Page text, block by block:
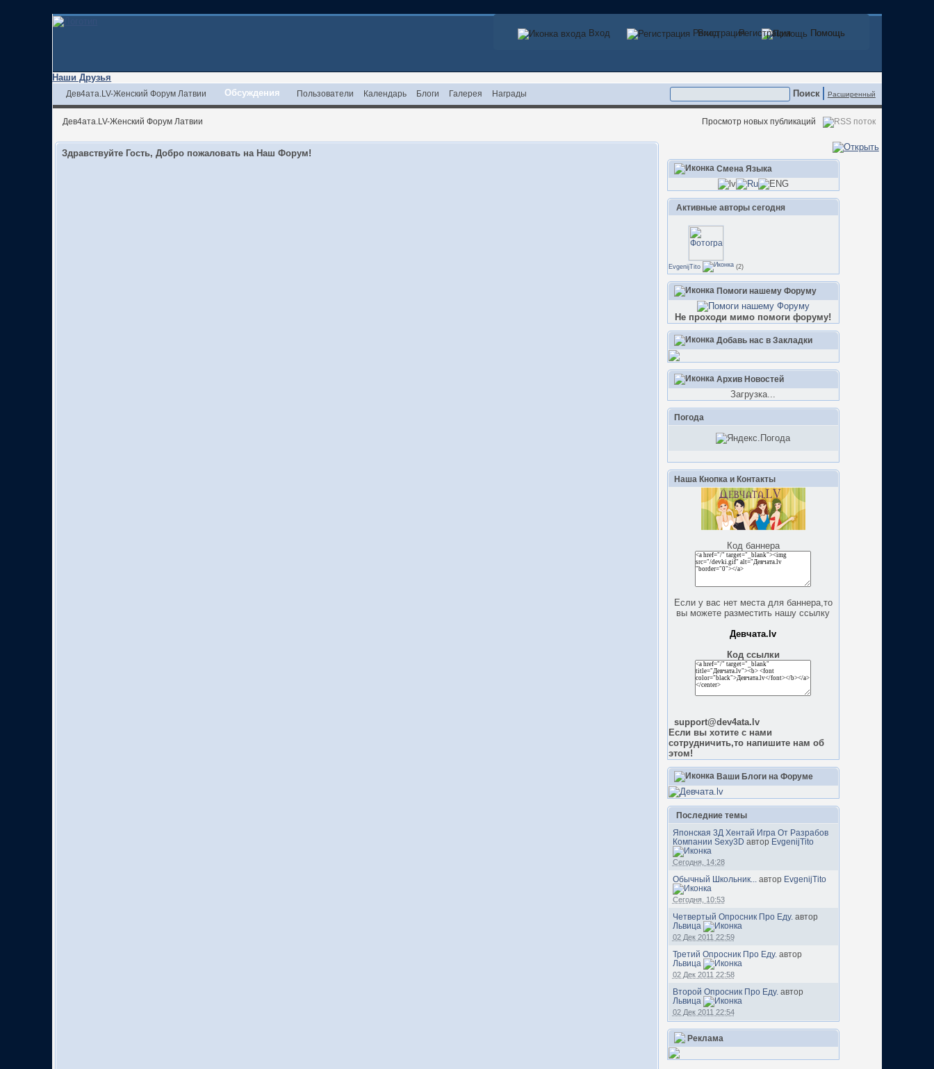
Вход Регистрация Помощь
Вход Регистрация Помощь
Наши Друзья
Расширенный
Дев4ата.LV-Женский Форум Латвии Обсуждения Пользователи Календарь Блоги Галерея Награды
Дев4ата.LV-Женский Форум Латвии Просмотр новых публикаций
Смена Языка
Активные авторы сегодня
EvgenijTito (2)
Помоги нашему Форуму
Не проходи мимо помоги форуму!
Добавь нас в Закладки
Архив Новостей
Загрузка...
Погода
Наша Кнопка и Контакты
Код баннера
Если у вас нет места для баннера,то
вы можете разместить нашу ссылку
Девчата.lv
Код ссылки
support@dev4ata.lv
Если вы хотите с нами
сотрудничить,то напишите нам об
этом!
Ваши Блоги на Форуме
Последние темы
Японская 3Д Хентай Игра От Разрабов
Компании Sexy3D автор EvgenijTito
Сегодня, 14:28
Обычный Школьник... автор EvgenijTito
Сегодня, 10:53
Четвертый Опросник Про Еду. автор
Львица
02 Дек 2011 22:59
Третий Опросник Про Еду. автор
Львица
02 Дек 2011 22:58
Второй Опросник Про Еду. автор
Львица
02 Дек 2011 22:54
Реклама
Здравствуйте Гость, Добро пожаловать на Наш Форум!